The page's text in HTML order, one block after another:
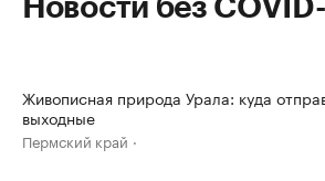
Новости без
Живописная природа Урала: куда
выходные
Пермский край